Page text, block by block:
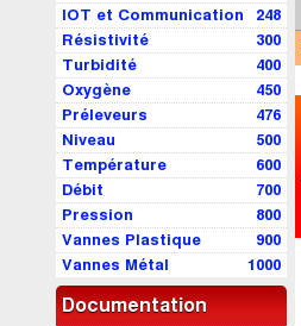
248
IOT et Communication
300
Résistivité
400
Turbidité
450
Oxygène
476
Préleveurs
500
Niveau
600
Température
700
Débit
800
Pression
900
Vannes Plastique
1000
Vannes Métal
Documentation